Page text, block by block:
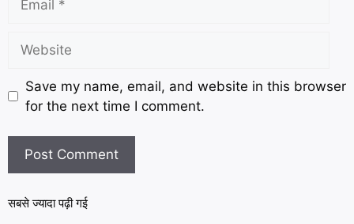
Save my name, email, and website in this browser
for the next time I comment.
सबसे ज्यादा पढ़ी गई